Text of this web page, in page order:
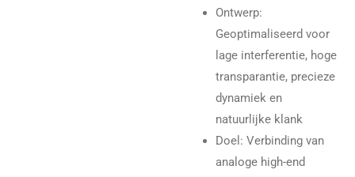
Ontwerp:
Geoptimaliseerd voor
lage interferentie, hoge
transparantie, precieze
dynamiek en
natuurlijke klank
Doel: Verbinding van
analoge high-end